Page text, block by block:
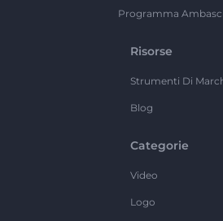
Programma
Risorse
Strumenti Di
Blog
Categorie
Video
Logo